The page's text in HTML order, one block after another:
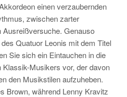
einen verzaubernden
zwischen zarter
Ausreißversuche. Genauso
Quatuor Leonis mit dem Titel
Sie sich ein Eintauchen in die
Musikers vor, der davon
den Musikstilen aufzuheben.
Brown, während Lenny Kravitz